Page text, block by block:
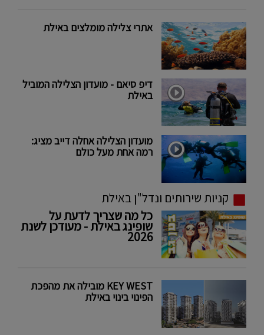
אתרי צלילה מומלצים באילת
דיפ סיאם - מועדון הצלילה המוביל
באילת
מועדון הצלילה אחלה דייב מציג:
רמה אחת מעל כולם
קניות שירותים ונדל"ן באילת
כל מה שצריך לדעת על
שופינג באילת - מעודכן לשנת
2026
KEY WEST מובילה את מהפכת
הפינוי בינוי באילת